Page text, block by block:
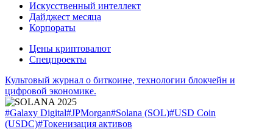
Искусственный интеллект
Дайджест месяца
Корпораты
Цены криптовалют
Спецпроекты
Культовый журнал о биткоине, технологии блокчейн и
цифровой экономике.
#Galaxy Digital#JPMorgan#Solana (SOL)#USD Coin
(USDC)#Токенизация активов